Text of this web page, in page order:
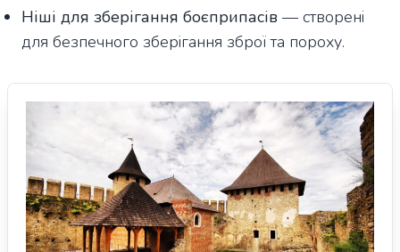
Ніші для зберігання боєприпасів — створені
для безпечного зберігання зброї та пороху.